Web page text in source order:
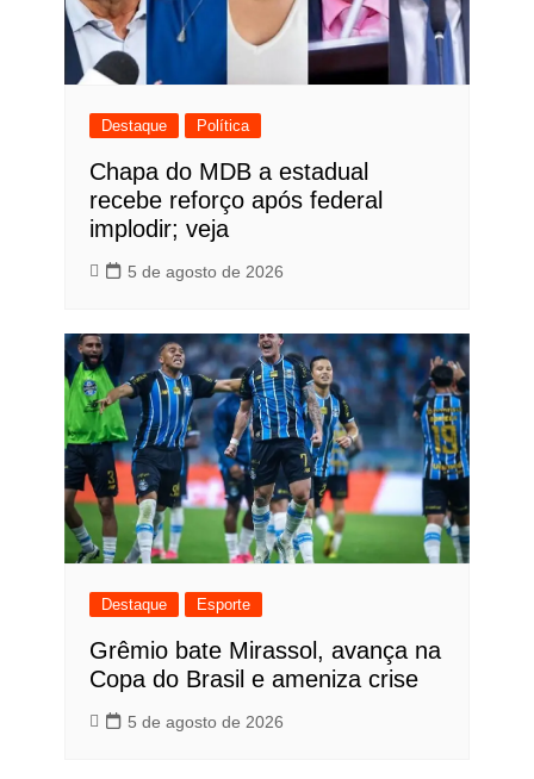
Destaque Política
Chapa do MDB a estadual
recebe reforço após federal
implodir; veja
5 de agosto de 2026
Destaque Esporte
Grêmio bate Mirassol, avança na
Copa do Brasil e ameniza crise
5 de agosto de 2026